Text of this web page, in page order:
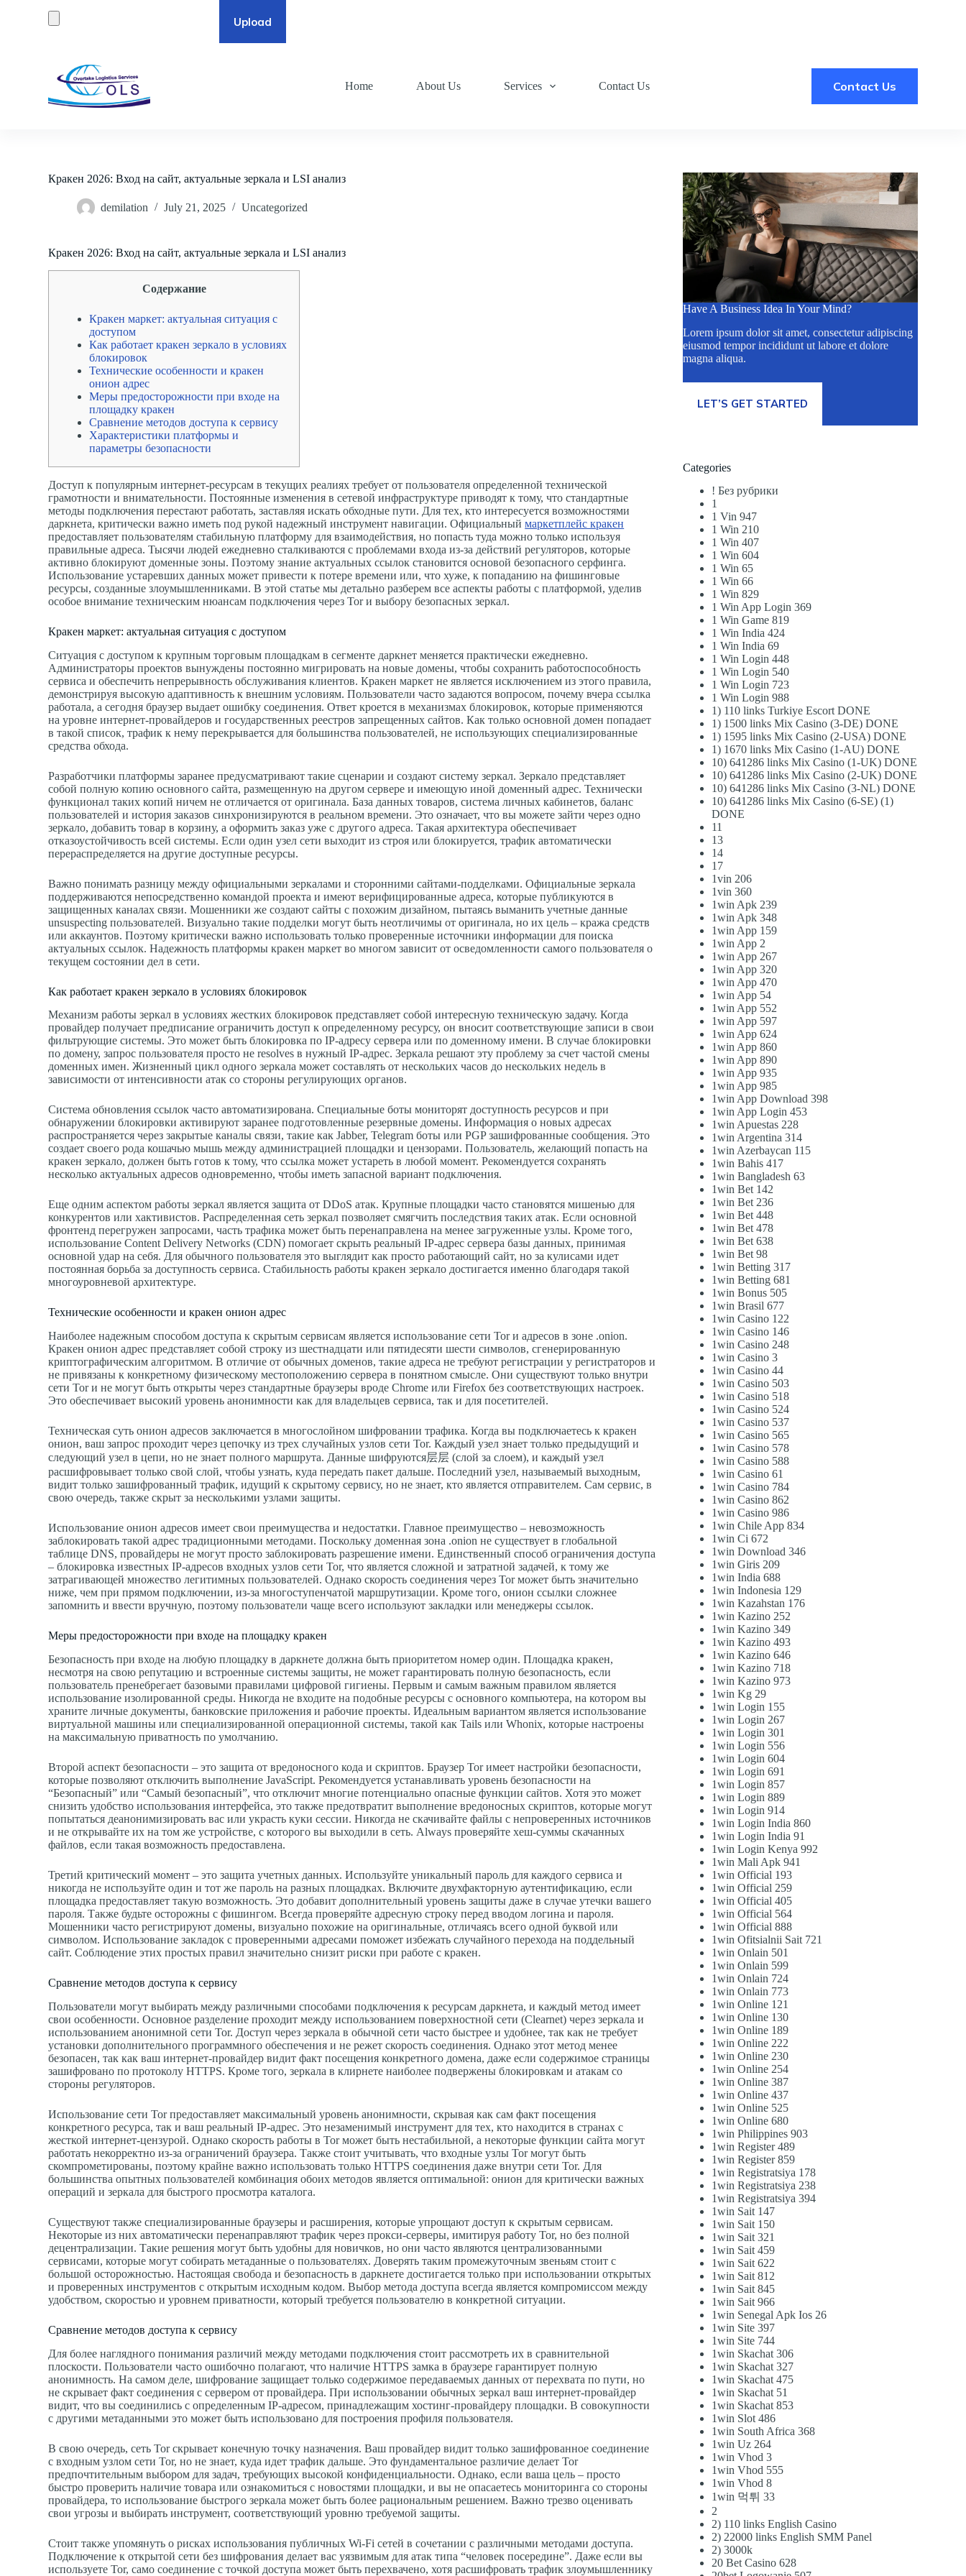
Home About Us Services Contact Us Contact Us
Кракен 2026: Вход на сайт, актуальные зеркала и LSI анализ
demilation July 21, 2025 Uncategorized
Кракен 2026: Вход на сайт, актуальные зеркала и LSI анализ
Содержание
Кракен маркет: актуальная ситуация с
доступом
Как работает кракен зеркало в условиях
блокировок
Технические особенности и кракен
онион адрес
Меры предосторожности при входе на
площадку кракен
Сравнение методов доступа к сервису
Характеристики платформы и
параметры безопасности
Доступ к популярным интернет-ресурсам в текущих реалиях требует от пользователя определенной технической
грамотности и внимательности. Постоянные изменения в сетевой инфраструктуре приводят к тому, что стандартные
методы подключения перестают работать, заставляя искать обходные пути. Для тех, кто интересуется возможностями
даркнета, критически важно иметь под рукой надежный инструмент навигации. Официальныймаркетплейс кракен
предоставляет пользователям стабильную платформу для взаимодействия, но попасть туда можно только используя
правильные адреса. Тысячи людей ежедневно сталкиваются с проблемами входа из-за действий регуляторов, которые
активно блокируют доменные зоны. Поэтому знание актуальных ссылок становится основой безопасного серфинга.
Использование устаревших данных может привести к потере времени или, что хуже, к попаданию на фишинговые
ресурсы, созданные злоумышленниками. В этой статье мы детально разберем все аспекты работы с платформой, уделив
особое внимание техническим нюансам подключения через Tor и выбору безопасных зеркал.
Кракен маркет: актуальная ситуация с доступом
Ситуация с доступом к крупным торговым площадкам в сегменте даркнет меняется практически ежедневно.
Администраторы проектов вынуждены постоянно мигрировать на новые домены, чтобы сохранить работоспособность
сервиса и обеспечить непрерывность обслуживания клиентов. Кракен маркет не является исключением из этого правила,
демонстрируя высокую адаптивность к внешним условиям. Пользователи часто задаются вопросом, почему вчера ссылка
работала, а сегодня браузер выдает ошибку соединения. Ответ кроется в механизмах блокировок, которые применяются
на уровне интернет-провайдеров и государственных реестров запрещенных сайтов. Как только основной домен попадает
в такой список, трафик к нему перекрывается для большинства пользователей, не использующих специализированные
средства обхода.
Разработчики платформы заранее предусматривают такие сценарии и создают систему зеркал. Зеркало представляет
собой полную копию основного сайта, размещенную на другом сервере и имеющую иной доменный адрес. Технически
функционал таких копий ничем не отличается от оригинала. База данных товаров, система личных кабинетов, баланс
пользователей и история заказов синхронизируются в реальном времени. Это означает, что вы можете зайти через одно
зеркало, добавить товар в корзину, а оформить заказ уже с другого адреса. Такая архитектура обеспечивает
отказоустойчивость всей системы. Если один узел сети выходит из строя или блокируется, трафик автоматически
перераспределяется на другие доступные ресурсы.
Важно понимать разницу между официальными зеркалами и сторонними сайтами-подделками. Официальные зеркала
поддерживаются непосредственно командой проекта и имеют верифицированные адреса, которые публикуются в
защищенных каналах связи. Мошенники же создают сайты с похожим дизайном, пытаясь выманить учетные данные
unsuspecting пользователей. Визуально такие подделки могут быть неотличимы от оригинала, но их цель – кража средств
или аккаунтов. Поэтому критически важно использовать только проверенные источники информации для поиска
актуальных ссылок. Надежность платформы кракен маркет во многом зависит от осведомленности самого пользователя о
текущем состоянии дел в сети.
Как работает кракен зеркало в условиях блокировок
Механизм работы зеркал в условиях жестких блокировок представляет собой интересную техническую задачу. Когда
провайдер получает предписание ограничить доступ к определенному ресурсу, он вносит соответствующие записи в свои
фильтрующие системы. Это может быть блокировка по IP-адресу сервера или по доменному имени. В случае блокировки
по домену, запрос пользователя просто не resolves в нужный IP-адрес. Зеркала решают эту проблему за счет частой смены
доменных имен. Жизненный цикл одного зеркала может составлять от нескольких часов до нескольких недель в
зависимости от интенсивности атак со стороны регулирующих органов.
Система обновления ссылок часто автоматизирована. Специальные боты мониторят доступность ресурсов и при
обнаружении блокировки активируют заранее подготовленные резервные домены. Информация о новых адресах
распространяется через закрытые каналы связи, такие как Jabber, Telegram боты или PGP зашифрованные сообщения. Это
создает своего рода кошачью мышь между администрацией площадки и цензорами. Пользователь, желающий попасть на
кракен зеркало, должен быть готов к тому, что ссылка может устареть в любой момент. Рекомендуется сохранять
несколько актуальных адресов одновременно, чтобы иметь запасной вариант подключения.
Еще одним аспектом работы зеркал является защита от DDoS атак. Крупные площадки часто становятся мишенью для
конкурентов или хактивистов. Распределенная сеть зеркал позволяет смягчить последствия таких атак. Если основной
фронтенд перегружен запросами, часть трафика может быть перенаправлена на менее загруженные узлы. Кроме того,
использование Content Delivery Networks (CDN) помогает скрыть реальный IP-адрес сервера базы данных, принимая
основной удар на себя. Для обычного пользователя это выглядит как просто работающий сайт, но за кулисами идет
постоянная борьба за доступность сервиса. Стабильность работы кракен зеркало достигается именно благодаря такой
многоуровневой архитектуре.
Технические особенности и кракен онион адрес
Наиболее надежным способом доступа к скрытым сервисам является использование сети Tor и адресов в зоне .onion.
Кракен онион адрес представляет собой строку из шестнадцати или пятидесяти шести символов, сгенерированную
криптографическим алгоритмом. В отличие от обычных доменов, такие адреса не требуют регистрации у регистраторов и
не привязаны к конкретному физическому местоположению сервера в понятном смысле. Они существуют только внутри
сети Tor и не могут быть открыты через стандартные браузеры вроде Chrome или Firefox без соответствующих настроек.
Это обеспечивает высокий уровень анонимности как для владельцев сервиса, так и для посетителей.
Техническая суть онион адресов заключается в многослойном шифровании трафика. Когда вы подключаетесь к кракен
онион, ваш запрос проходит через цепочку из трех случайных узлов сети Tor. Каждый узел знает только предыдущий и
следующий узел в цепи, но не знает полного маршрута. Данные шифруются层层 (слой за слоем), и каждый узел
расшифровывает только свой слой, чтобы узнать, куда передать пакет дальше. Последний узел, называемый выходным,
видит только зашифрованный трафик, идущий к скрытому сервису, но не знает, кто является отправителем. Сам сервис, в
свою очередь, также скрыт за несколькими узлами защиты.
Использование онион адресов имеет свои преимущества и недостатки. Главное преимущество – невозможность
заблокировать такой адрес традиционными методами. Поскольку доменная зона .onion не существует в глобальной
таблице DNS, провайдеры не могут просто заблокировать разрешение имени. Единственный способ ограничения доступа
– блокировка известных IP-адресов входных узлов сети Tor, что является сложной и затратной задачей, к тому же
затрагивающей множество легитимных пользователей. Однако скорость соединения через Tor может быть значительно
ниже, чем при прямом подключении, из-за многоступенчатой маршрутизации. Кроме того, онион ссылки сложнее
запомнить и ввести вручную, поэтому пользователи чаще всего используют закладки или менеджеры ссылок.
Меры предосторожности при входе на площадку кракен
Безопасность при входе на любую площадку в даркнете должна быть приоритетом номер один. Площадка кракен,
несмотря на свою репутацию и встроенные системы защиты, не может гарантировать полную безопасность, если
пользователь пренебрегает базовыми правилами цифровой гигиены. Первым и самым важным правилом является
использование изолированной среды. Никогда не входите на подобные ресурсы с основного компьютера, на котором вы
храните личные документы, банковские приложения и рабочие проекты. Идеальным вариантом является использование
виртуальной машины или специализированной операционной системы, такой как Tails или Whonix, которые настроены
на максимальную приватность по умолчанию.
Второй аспект безопасности – это защита от вредоносного кода и скриптов. Браузер Tor имеет настройки безопасности,
которые позволяют отключить выполнение JavaScript. Рекомендуется устанавливать уровень безопасности на
“Безопасный” или “Самый безопасный”, что отключит многие потенциально опасные функции сайтов. Хотя это может
снизить удобство использования интерфейса, это также предотвратит выполнение вредоносных скриптов, которые могут
попытаться деанонимизировать вас или украсть куки сессии. Никогда не скачивайте файлы с непроверенных источников
и не открывайте их на том же устройстве, с которого вы выходили в сеть. Always проверяйте хеш-суммы скачанных
файлов, если такая возможность предоставлена.
Третий критический момент – это защита учетных данных. Используйте уникальный пароль для каждого сервиса и
никогда не используйте один и тот же пароль на разных площадках. Включите двухфакторную аутентификацию, если
площадка предоставляет такую возможность. Это добавит дополнительный уровень защиты даже в случае утечки вашего
пароля. Также будьте осторожны с фишингом. Всегда проверяйте адресную строку перед вводом логина и пароля.
Мошенники часто регистрируют домены, визуально похожие на оригинальные, отличаясь всего одной буквой или
символом. Использование закладок с проверенными адресами поможет избежать случайного перехода на поддельный
сайт. Соблюдение этих простых правил значительно снизит риски при работе с кракен.
Сравнение методов доступа к сервису
Пользователи могут выбирать между различными способами подключения к ресурсам даркнета, и каждый метод имеет
свои особенности. Основное разделение проходит между использованием поверхностной сети (Clearnet) через зеркала и
использованием анонимной сети Tor. Доступ через зеркала в обычной сети часто быстрее и удобнее, так как не требует
установки дополнительного программного обеспечения и не режет скорость соединения. Однако этот метод менее
безопасен, так как ваш интернет-провайдер видит факт посещения конкретного домена, даже если содержимое страницы
зашифровано по протоколу HTTPS. Кроме того, зеркала в клирнете наиболее подвержены блокировкам и атакам со
стороны регуляторов.
Использование сети Tor предоставляет максимальный уровень анонимности, скрывая как сам факт посещения
конкретного ресурса, так и ваш реальный IP-адрес. Это незаменимый инструмент для тех, кто находится в странах с
жесткой интернет-цензурой. Однако скорость работы в Tor может быть нестабильной, а некоторые функции сайта могут
работать некорректно из-за ограничений браузера. Также стоит учитывать, что входные узлы Tor могут быть
скомпрометированы, поэтому крайне важно использовать только HTTPS соединения даже внутри сети Tor. Для
большинства опытных пользователей комбинация обоих методов является оптимальной: онион для критически важных
операций и зеркала для быстрого просмотра каталога.
Существуют также специализированные браузеры и расширения, которые упрощают доступ к скрытым сервисам.
Некоторые из них автоматически перенаправляют трафик через прокси-серверы, имитируя работу Tor, но без полной
децентрализации. Такие решения могут быть удобны для новичков, но они часто являются централизованными
сервисами, которые могут собирать метаданные о пользователях. Доверять таким промежуточным звеньям стоит с
большой осторожностью. Настоящая свобода и безопасность в даркнете достигается только при использовании открытых
и проверенных инструментов с открытым исходным кодом. Выбор метода доступа всегда является компромиссом между
удобством, скоростью и уровнем приватности, который требуется пользователю в конкретной ситуации.
Сравнение методов доступа к сервису
Для более наглядного понимания различий между методами подключения стоит рассмотреть их в сравнительной
плоскости. Пользователи часто ошибочно полагают, что наличие HTTPS замка в браузере гарантирует полную
анонимность. На самом деле, шифрование защищает только содержимое передаваемых данных от перехвата по пути, но
не скрывает факт соединения с сервером от провайдера. При использовании обычных зеркал ваш интернет-провайдер
видит, что вы соединились с определенным IP-адресом, принадлежащим хостинг-провайдеру площадки. В совокупности
с другими метаданными это может быть использовано для построения профиля пользователя.
В свою очередь, сеть Tor скрывает конечную точку назначения. Ваш провайдер видит только зашифрованное соединение
с входным узлом сети Tor, но не знает, куда идет трафик дальше. Это фундаментальное различие делает Tor
предпочтительным выбором для задач, требующих высокой конфиденциальности. Однако, если ваша цель – просто
быстро проверить наличие товара или ознакомиться с новостями площадки, и вы не опасаетесь мониторинга со стороны
провайдера, то использование быстрого зеркала может быть более рациональным решением. Важно трезво оценивать
свои угрозы и выбирать инструмент, соответствующий уровню требуемой защиты.
Стоит также упомянуть о рисках использования публичных Wi-Fi сетей в сочетании с различными методами доступа.
Подключение к открытой сети без шифрования делает вас уязвимым для атак типа “человек посередине”. Даже если вы
используете Tor, само соединение с точкой доступа может быть перехвачено, хотя расшифровать трафик злоумышленнику
Have A Business Idea In Your Mind?
Lorem ipsum dolor sit amet, consectetur adipiscing
eiusmod tempor incididunt ut labore et dolore
magna aliqua.
LET’S GET STARTED
Categories
! Без рубрики
1
1 Vin 947
1 Win 210
1 Win 407
1 Win 604
1 Win 65
1 Win 66
1 Win 829
1 Win App Login 369
1 Win Game 819
1 Win India 424
1 Win India 69
1 Win Login 448
1 Win Login 540
1 Win Login 723
1 Win Login 988
1) 110 links Turkiye Escort DONE
1) 1500 links Mix Casino (3-DE) DONE
1) 1595 links Mix Casino (2-USA) DONE
1) 1670 links Mix Casino (1-AU) DONE
10) 641286 links Mix Casino (1-UK) DONE
10) 641286 links Mix Casino (2-UK) DONE
10) 641286 links Mix Casino (3-NL) DONE
10) 641286 links Mix Casino (6-SE) (1)
DONE
11
13
14
17
1vin 206
1vin 360
1win Apk 239
1win Apk 348
1win App 159
1win App 2
1win App 267
1win App 320
1win App 470
1win App 54
1win App 552
1win App 597
1win App 624
1win App 860
1win App 890
1win App 935
1win App 985
1win App Download 398
1win App Login 453
1win Apuestas 228
1win Argentina 314
1win Azerbaycan 115
1win Bahis 417
1win Bangladesh 63
1win Bet 142
1win Bet 236
1win Bet 448
1win Bet 478
1win Bet 638
1win Bet 98
1win Betting 317
1win Betting 681
1win Bonus 505
1win Brasil 677
1win Casino 122
1win Casino 146
1win Casino 248
1win Casino 3
1win Casino 44
1win Casino 503
1win Casino 518
1win Casino 524
1win Casino 537
1win Casino 565
1win Casino 578
1win Casino 588
1win Casino 61
1win Casino 784
1win Casino 862
1win Casino 986
1win Chile App 834
1win Ci 672
1win Download 346
1win Giris 209
1win India 688
1win Indonesia 129
1win Kazahstan 176
1win Kazino 252
1win Kazino 349
1win Kazino 493
1win Kazino 646
1win Kazino 718
1win Kazino 973
1win Kg 29
1win Login 155
1win Login 267
1win Login 301
1win Login 556
1win Login 604
1win Login 691
1win Login 857
1win Login 889
1win Login 914
1win Login India 860
1win Login India 91
1win Login Kenya 992
1win Mali Apk 941
1win Official 193
1win Official 259
1win Official 405
1win Official 564
1win Official 888
1win Ofitsialnii Sait 721
1win Onlain 501
1win Onlain 599
1win Onlain 724
1win Onlain 773
1win Online 121
1win Online 130
1win Online 189
1win Online 222
1win Online 230
1win Online 254
1win Online 387
1win Online 437
1win Online 525
1win Online 680
1win Philippines 903
1win Register 489
1win Register 859
1win Registratsiya 178
1win Registratsiya 238
1win Registratsiya 394
1win Sait 147
1win Sait 150
1win Sait 321
1win Sait 459
1win Sait 622
1win Sait 812
1win Sait 845
1win Sait 966
1win Senegal Apk Ios 26
1win Site 397
1win Site 744
1win Skachat 306
1win Skachat 327
1win Skachat 475
1win Skachat 51
1win Skachat 853
1win Slot 486
1win South Africa 368
1win Uz 264
1win Vhod 3
1win Vhod 555
1win Vhod 8
1win 먹튀 33
2
2) 110 links English Casino
2) 22000 links English SMM Panel
2) 3000k
20 Bet Casino 628